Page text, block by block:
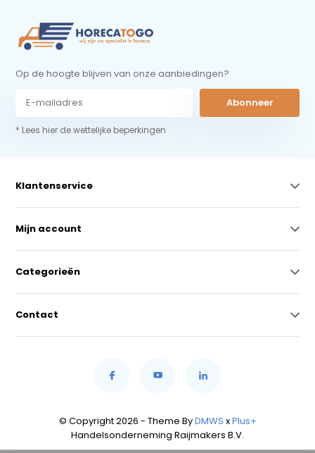
Op de hoogte blijven van onze aanbiedingen?
Abonneer
* Lees hier de wettelijke beperkingen
Klantenservice
Mijn account
Categorieën
Contact
© Copyright 2026 - Theme ByDMWS xPlus+
Handelsonderneming Raijmakers B.V.